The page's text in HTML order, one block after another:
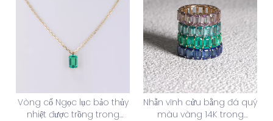
Vòng cổ Ngọc lục bảo thủy
nhiệt được trồng trong
Nhẫn vĩnh cửu bằng đá quý
màu vàng 14K trong